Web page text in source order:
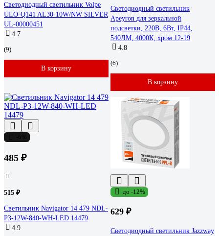
Светодиодный светильник Volpe
ULO-Q141 AL30-10W/NW SILVER
UL-00000451
4.7
(9)
В корзину
Светодиодный светильник
Apeyron для зеркальной
подсветки, 220В, 6Вт, IP44,
540ЛМ, 4000К, хром 12-19
4.8
(6)
В корзину
485 ₽
515 ₽
Светильник Navigator 14 479 NDL-
P3-12W-840-WH-LED 14479
4.9
до -12%
629 ₽
Светодиодный светильник Jazzway